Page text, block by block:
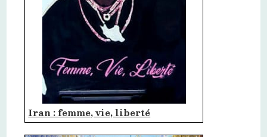
Iran : femme, vie, liberté